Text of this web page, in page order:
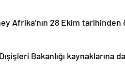
Afrika’nın 28 Ekim
Bakanlığı kaynaklarına